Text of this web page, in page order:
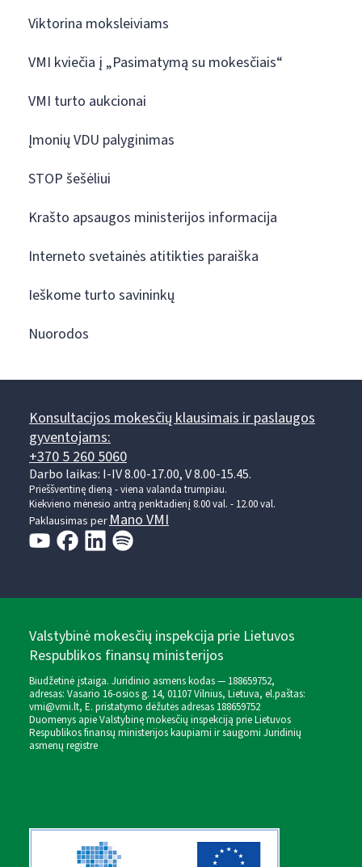
Viktorina moksleiviams
VMI kviečia į „Pasimatymą su mokesčiais“
VMI turto aukcionai
Įmonių VDU palyginimas
STOP šešėliui
Krašto apsaugos ministerijos informacija
Interneto svetainės atitikties paraiška
Ieškome turto savininkų
Nuorodos
Konsultacijos mokesčių klausimais ir paslaugos
gyventojams:
+370 5 260 5060
Darbo laikas: I-IV 8.00-17.00, V 8.00-15.45.
Prieššventinę dieną - viena valanda trumpiau.
Kiekvieno mėnesio antrą penktadienį 8.00 val. - 12.00 val.
Paklausimas perMano VMI
Valstybinė mokesčių inspekcija prie Lietuvos
Respublikos finansų ministerijos
Biudžetinė įstaiga. Juridinio asmens kodas — 188659752,
adresas: Vasario 16-osios g. 14, 01107 Vilnius, Lietuva, el.paštas:
vmi@vmi.lt, E. pristatymo dėžutės adresas 188659752
Duomenys apie Valstybinę mokesčių inspekciją prie Lietuvos
Respublikos finansų ministerijos kaupiami ir saugomi Juridinių
asmenų registre